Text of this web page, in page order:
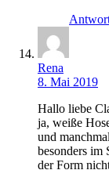
Rena
8. Mai 2019
Hallo liebe
ja, weiße
und
besonders im
der Form